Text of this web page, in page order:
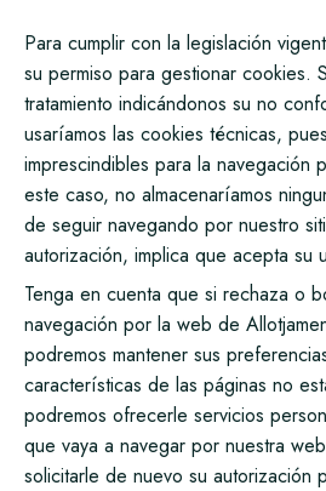
Para cumplir con la legislación
su permiso para gestionar cookies.
tratamiento indicándonos su no
usaríamos las cookies técnicas,
imprescindibles para la navegación
este caso, no almacenaríamos
de seguir navegando por nuestro
autorización, implica que acepta su
Tenga en cuenta que si rechaza o
navegación por la web de
podremos mantener sus
características de las páginas no
podremos ofrecerle servicios
que vaya a navegar por nuestra
solicitarle de nuevo su autorización